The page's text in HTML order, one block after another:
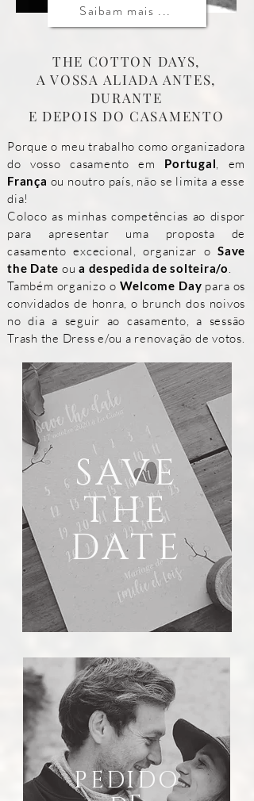
Saibam mais ...
Porque o meu trabalho como organizadora
do vosso casamento em Portugal, em
França ou noutro país, não se limita a esse
dia!
Coloco as minhas competências ao dispor
para apresentar uma proposta de
casamento excecional, organizar o Save
the Date ou a despedida de solteira/o.
Também organizo o Welcome Day para os
convidados de honra, o brunch dos noivos
no dia a seguir ao casamento, a sessão
Trash the Dress e/ou a renovação de votos.
THE COTTON DAYS,
A VOSSA ALIADA ANTES,
DURANTE
E DEPOIS DO CASAMENTO
SAVE
THE
DATE
PEDIDO